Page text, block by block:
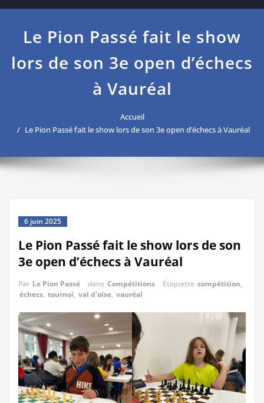
Le Pion Passé fait le show
lors de son 3e open d’échecs
à Vauréal
Accueil
Le Pion Passé fait le show lors de son 3e open d’échecs à Vauréal
6 juin 2025
Le Pion Passé fait le show lors de son
3e open d’échecs à Vauréal
Par Le Pion Passé dans Compétitions Étiquette compétition,
échecs, tournoi, val d'oise, vauréal